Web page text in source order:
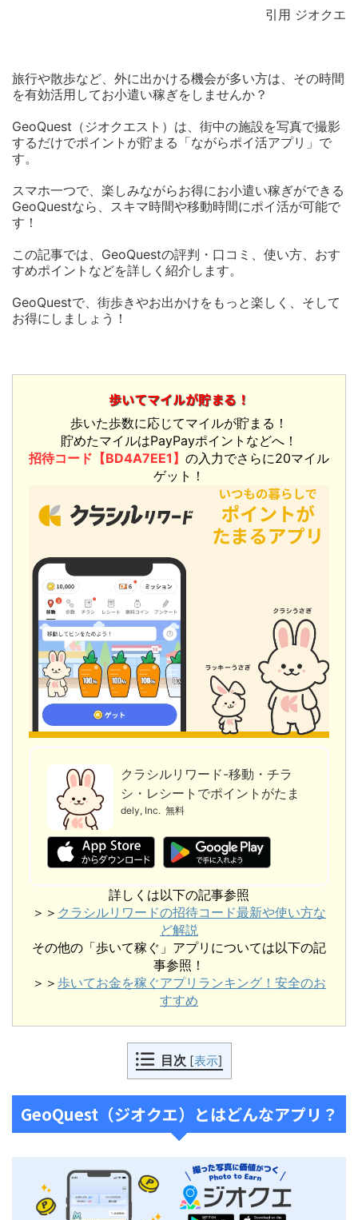
引用 ジオクエ
旅行や散歩など、外に出かける機会が多い方は、その時間
を有効活用してお小遣い稼ぎをしませんか？
GeoQuest（ジオクエスト）は、街中の施設を写真で撮影
するだけでポイントが貯まる「ながらポイ活アプリ」で
す。
スマホ一つで、楽しみながらお得にお小遣い稼ぎができる
GeoQuestなら、スキマ時間や移動時間にポイ活が可能で
す！
この記事では、GeoQuestの評判・口コミ、使い方、おす
すめポイントなどを詳しく紹介します。
GeoQuestで、街歩きやお出かけをもっと楽しく、そして
お得にしましょう！
歩いてマイルが貯まる！
歩いた歩数に応じてマイルが貯まる！
貯めたマイルはPayPayポイントなどへ！
招待コード【BD4A7EE1】 の入力でさらに20マイル
ゲット！
クラシルリワード-移動・チラ
シ・レシートでポイントがたま
る
dely, Inc. 無料
詳しくは以下の記事参照
＞＞ クラシルリワードの招待コード最新や使い方な
ど解説
その他の「歩いて稼ぐ」アプリについては以下の記
事参照！
＞＞ 歩いてお金を稼ぐアプリランキング！安全のお
すすめ
目次 [表示]
GeoQuest（ジオクエ）とはどんなアプリ？